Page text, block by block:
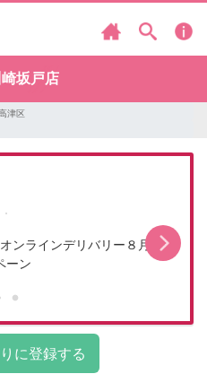
崎坂戸店
津区
ンラインデリバリー８月キャ
ーン